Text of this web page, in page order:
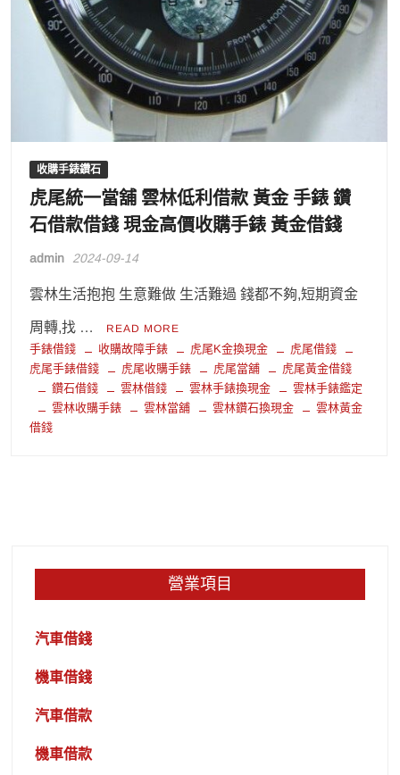
收購手錶鑽石
虎尾統一當舖 雲林低利借款 黃金 手錶 鑽
石借款借錢 現金高價收購手錶 黃金借錢
admin 2024-09-14
雲林生活抱抱 生意難做 生活難過 錢都不夠,短期資金
周轉,找 … READ MORE
手錶借錢 收購故障手錶 虎尾K金換現金
虎尾借錢
虎尾手錶借錢
虎尾收購手錶 虎尾當舖
虎尾黃金借錢
鑽石借錢
雲林借錢 雲林手錶換現金
雲林手錶鑑定
雲林收購手錶
雲林當舖 雲林鑽石換現金
雲林黃金
借錢
營業項目
汽車借錢
機車借錢
汽車借款
機車借款